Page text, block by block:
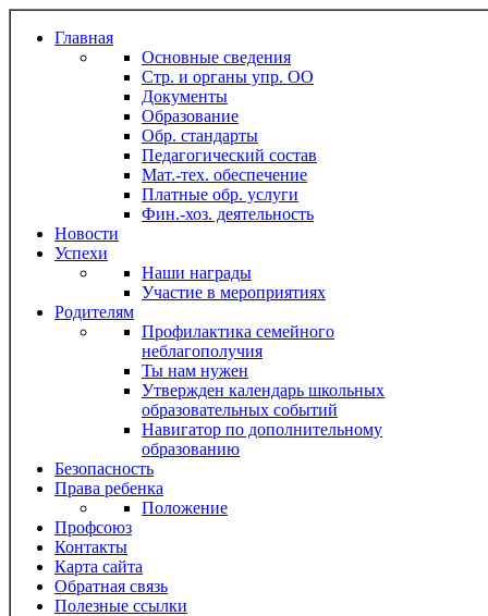
Главная
Основные сведения
Стр. и органы упр. ОО
Документы
Образование
Обр. стандарты
Педагогический состав
Мат.-тех. обеспечение
Платные обр. услуги
Фин.-хоз. деятельность
Новости
Успехи
Наши награды
Участие в мероприятиях
Родителям
Профилактика семейного
неблагополучия
Ты нам нужен
Утвержден календарь школьных
образовательных событий
Навигатор по дополнительному
образованию
Безопасность
Права ребенка
Положение
Профсоюз
Контакты
Карта сайта
Обратная связь
Полезные ссылки